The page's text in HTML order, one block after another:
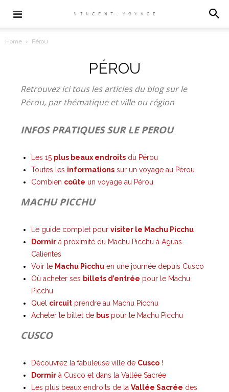
Home Pérou
PÉROU
Retrouvez ici tous les articles du blog sur le
Pérou, par thématique et ville ou région
INFOS PRATIQUES SUR LE PEROU
Les 15 plus beaux endroits du Pérou
Toutes les informations sur un voyage au Pérou
Combien coûte un voyage au Pérou
MACHU PICCHU
Le guide complet pour visiter le Machu Picchu
Dormir à proximité du Machu Picchu à Aguas
Calientes
Voir le Machu Picchu en une journée depuis Cusco
Où acheter ses billets d’entrée pour le Machu
Picchu
Quel circuit prendre au Machu Picchu
Acheter le billet de bus pour le Machu Picchu
CUSCO
Découvrez la fabuleuse ville de Cusco !
Dormir à Cusco et dans la Vallée Sacrée
Les plus beaux endroits de la Vallée Sacrée des